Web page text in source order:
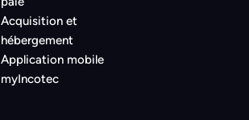
Acquisition et
hébergement
Application mobile
myIncotec